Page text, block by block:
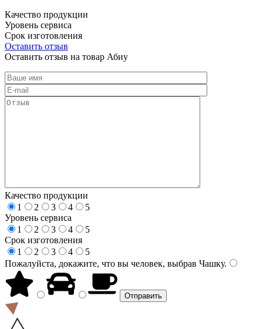
Качество продукции
Уровень сервиса
Срок изготовления
Оставить отзыв
Оставить отзыв на товар Абиу
Качество продукции
1
2 3 4
5
Уровень сервиса
1
2 3 4
5
Срок изготовления
1
2 3 4
5
Пожалуйста, докажите, что вы человек, выбрав Чашку.